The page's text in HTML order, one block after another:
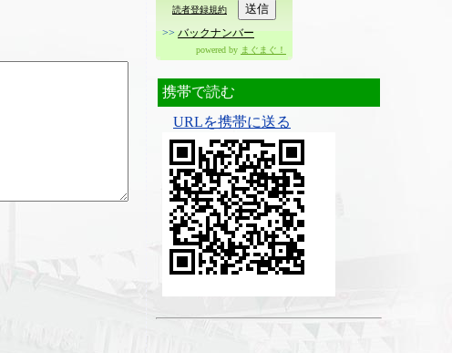
読者登録規約
>> バックナンバー
powered by まぐまぐ！
携帯で読む
URLを携帯に送る